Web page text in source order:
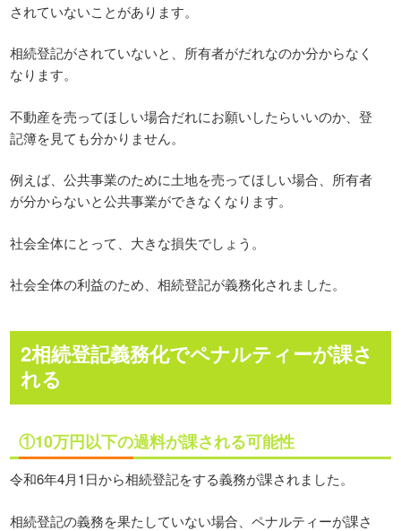
されていないことがあります。
相続登記がされていないと、所有者がだれなのか分からなく
なります。
不動産を売ってほしい場合だれにお願いしたらいいのか、登
記簿を見ても分かりません。
例えば、公共事業のために土地を売ってほしい場合、所有者
が分からないと公共事業ができなくなります。
社会全体にとって、大きな損失でしょう。
社会全体の利益のため、相続登記が義務化されました。
2相続登記義務化でペナルティーが課さ
れる
①10万円以下の過料が課される可能性
令和6年4月1日から相続登記をする義務が課されました。
相続登記の義務を果たしていない場合、ペナルティーが課さ